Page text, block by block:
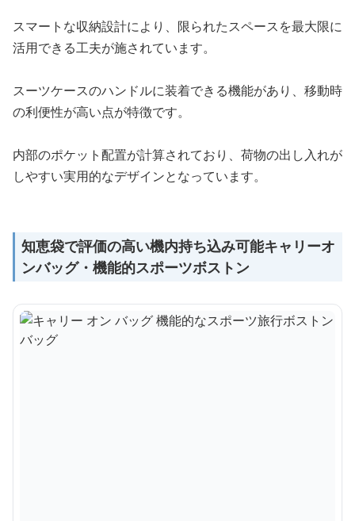
スマートな収納設計により、限られたスペースを最大限に
活用できる工夫が施されています。
スーツケースのハンドルに装着できる機能があり、移動時
の利便性が高い点が特徴です。
内部のポケット配置が計算されており、荷物の出し入れが
しやすい実用的なデザインとなっています。
知恵袋で評価の高い機内持ち込み可能キャリーオ
ンバッグ・機能的スポーツボストン